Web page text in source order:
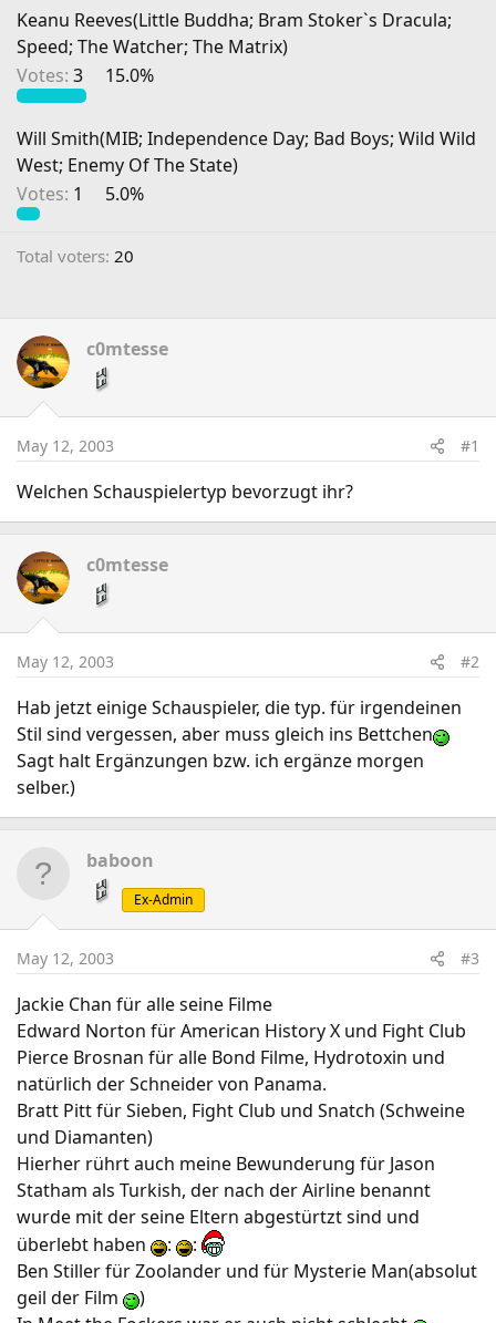
Keanu Reeves(Little Buddha; Bram Stoker`s Dracula;
Speed; The Watcher; The Matrix)
Votes: 3 15.0%
Will Smith(MIB; Independence Day; Bad Boys; Wild Wild
West; Enemy Of The State)
Votes: 1 5.0%
Total voters 20
c0mtesse
May 12, 2003 #1
Welchen Schauspielertyp bevorzugt ihr?
c0mtesse
May 12, 2003 #2
Hab jetzt einige Schauspieler, die typ. für irgendeinen
Stil sind vergessen, aber muss gleich ins Bettchen
Sagt halt Ergänzungen bzw. ich ergänze morgen
selber.)
baboon
Ex-Admin
May 12, 2003 #3
Jackie Chan für alle seine Filme
Edward Norton für American History X und Fight Club
Pierce Brosnan für alle Bond Filme, Hydrotoxin und
natürlich der Schneider von Panama.
Bratt Pitt für Sieben, Fight Club und Snatch (Schweine
und Diamanten)
Hierher rührt auch meine Bewunderung für Jason
Statham als Turkish, der nach der Airline benannt
wurde mit der seine Eltern abgestürtzt sind und
überlebt haben
:
:
Ben Stiller für Zoolander und für Mysterie Man(absolut
geil der Film
)